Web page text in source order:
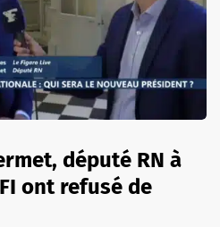
député RN à
ont refusé de